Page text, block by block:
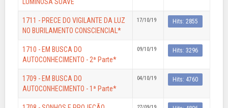
1711 - PRECE DO VIGILANTE DA LUZ
NO BURILAMENTO CONSCIENCIAL*
17/10/19 Hits: 2855
1710 - EM BUSCA DO
AUTOCONHECIMENTO - 2ª Parte*
09/10/19 Hits: 3296
1709 - EM BUSCA DO
AUTOCONHECIMENTO - 1ª Parte*
04/10/19 Hits: 4760